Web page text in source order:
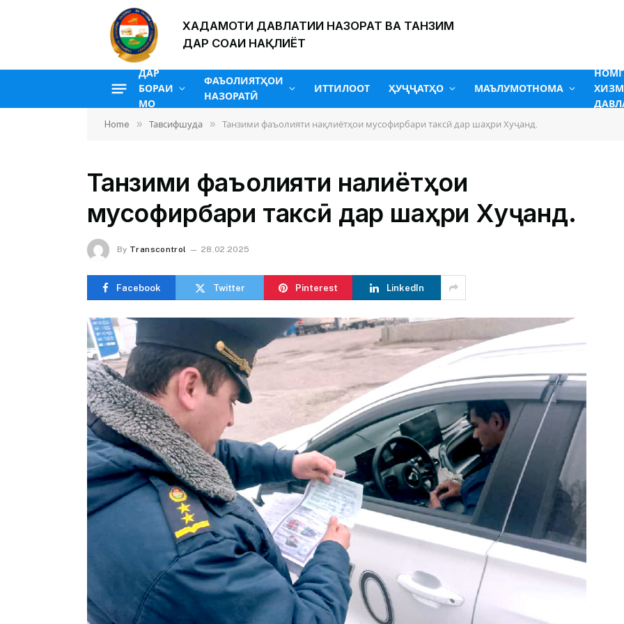
ХАДАМОТИ ДАВЛАТИИ НАЗОРАТ ВА ТАНЗИМ
ДАР СОҲАИ НАҚЛИЁТ
ДАР
БОРАИ
МО
ФАЪОЛИЯТҲОИ
НАЗОРАТӢ
ИТТИЛООТ ҲУҶҶАТҲО МАЪЛУМОТНОМА
Home » Тавсифшуда » Танзими фаъолияти нақлиётҳои мусофирбари таксӣ дар шаҳри Хуҷанд.
Танзими фаъолияти нақлиётҳои
мусофирбари таксӣ дар шаҳри Хуҷанд.
By Transcontrol 28.02.2025
Facebook Twitter Pinterest LinkedIn